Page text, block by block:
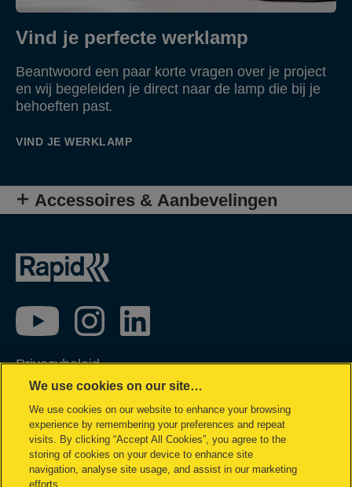
Vind je perfecte werklamp
Beantwoord een paar korte vragen over je project
en wij begeleiden je direct naar de lamp die bij je
behoeften past.
VIND JE WERKLAMP
Accessoires & Aanbevelingen
Privacybeleid
Cookie policy
Inzage in mijn gegevens
Conformiteitsverklaringen
Juridische kennisgeving
We use cookies on our site…
We use cookies on our website to enhance your browsing
experience by remembering your preferences and repeat
visits. By clicking “Accept All Cookies”, you agree to the
storing of cookies on your device to enhance site
navigation, analyse site usage, and assist in our marketing
efforts.